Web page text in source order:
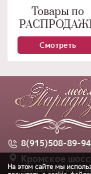
Товары по
Смотреть
8(915)508-89-94
Кромское
Центральный вход,
На этом сайте мы